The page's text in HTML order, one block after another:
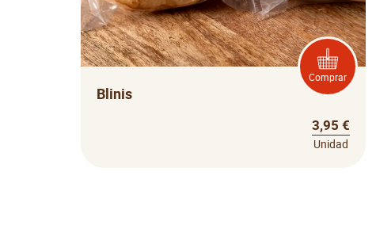
Comprar
Blinis
3,95 €
Unidad